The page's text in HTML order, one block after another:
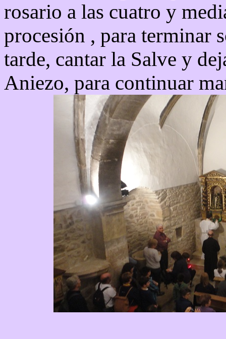
rosario a las cuatro y
procesión , para terminar
tarde, cantar la Salve y
Aniezo, para continuar